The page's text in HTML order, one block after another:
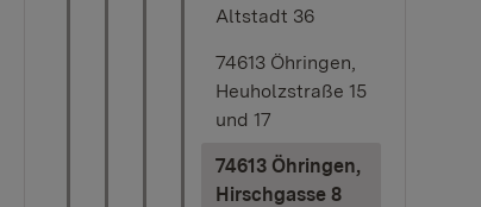
Altstadt 36
74613 Öhringen,
Heuholzstraße 15
und 17
74613 Öhringen,
Hirschgasse 8(current)